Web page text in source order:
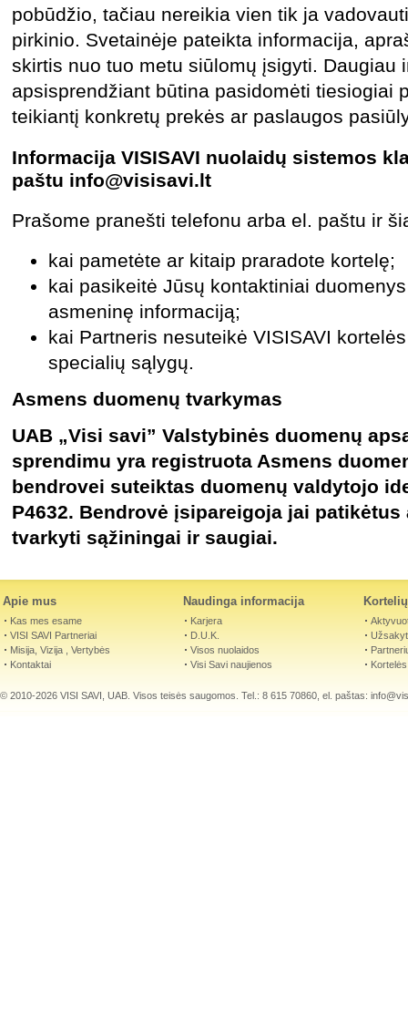
pobūdžio, tačiau nereikia vien tik ja
pirkinio. Svetainėje pateikta informacija,
skirtis nuo tuo metu siūlomų įsigyti. Daugiau
apsisprendžiant būtina pasidomėti tiesiogiai
teikiantį konkretų prekės ar paslaugos
Informacija VISISAVI nuolaidų sistemos
paštu info@visisavi.lt
Prašome pranešti telefonu arba el. paštu ir
kai pametėte ar kitaip praradote kortelę;
kai pasikeitė Jūsų kontaktiniai
asmeninę informaciją;
kai Partneris nesuteikė VISISAVI
specialių sąlygų.
Asmens duomenų tvarkymas
UAB „Visi savi” Valstybinės duomenų
sprendimu yra registruota Asmens
bendrovei suteiktas duomenų valdytojo
P4632. Bendrovė įsipareigoja jai
tvarkyti sąžiningai ir saugiai.
Apie mus
Kas mes esame
VISI SAVI Partneriai
Misija, Vizija , Vertybės
Kontaktai
Naudinga informacija
Karjera
D.U.K.
Visos nuolaidos
Visi Savi naujienos
© 2010-2026 VISI SAVI, UAB. Visos teisės saugomos. Tel.: 8 615 70860, el. paštas: